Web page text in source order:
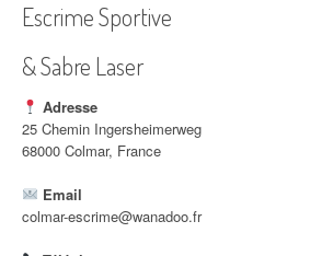
t
i
o
n
d
'
Escrime Sportive
& Sabre Laser
Adresse
25 Chemin Ingersheimerweg
68000 Colmar, France
Email
colmar-escrime@wanadoo.fr